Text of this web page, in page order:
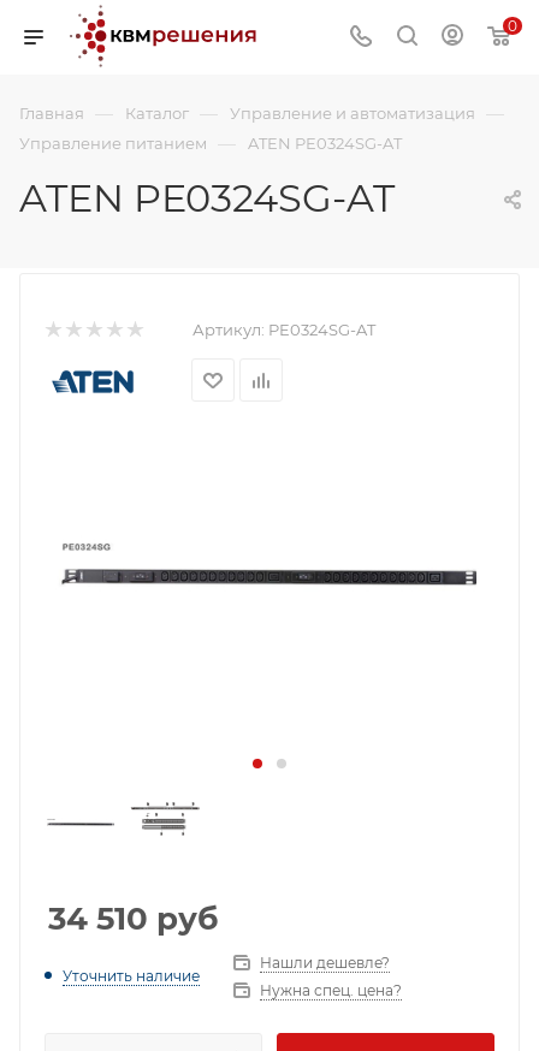
0
Главная — Каталог — Управление и автоматизация —
Управление питанием — ATEN PE0324SG-AT
ATEN PE0324SG-AT
Артикул: PE0324SG-AT
34 510 руб
Уточнить наличие
Нашли дешевле?
Нужна спец. цена?